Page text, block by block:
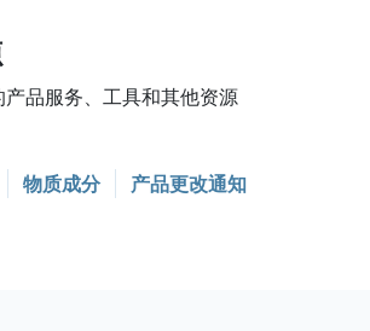
品服务、工具和其他资源
物质成分 产品更改通知